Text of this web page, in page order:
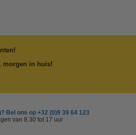
morgen in huis!
Bel ons op +32 (0)9 39 64 123
van 8.30 tot 17 uur